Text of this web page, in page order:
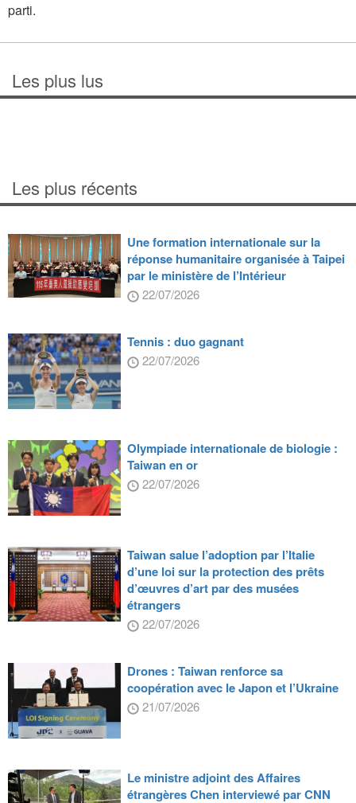
parti.
Les plus lus
Les plus récents
Une formation internationale sur la
réponse humanitaire organisée à Taipei
par le ministère de l’Intérieur
22/07/2026
Tennis : duo gagnant
22/07/2026
Olympiade internationale de biologie :
Taiwan en or
22/07/2026
Taiwan salue l’adoption par l’Italie
d’une loi sur la protection des prêts
d’œuvres d’art par des musées
étrangers
22/07/2026
Drones : Taiwan renforce sa
coopération avec le Japon et l’Ukraine
21/07/2026
Le ministre adjoint des Affaires
étrangères Chen interviewé par CNN